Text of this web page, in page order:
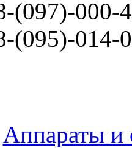
(097)-000-
(095)-014-
Аппараты и